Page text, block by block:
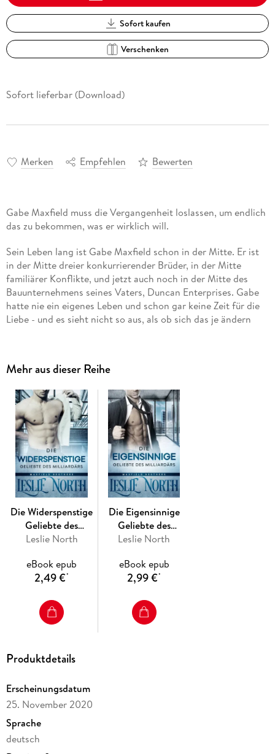
Sofort kaufen
Verschenken
Sofort lieferbar (Download)
Merken Empfehlen Bewerten
Gabe Maxfield muss die Vergangenheit loslassen, um endlich
das zu bekommen, was er wirklich will.
Sein Leben lang ist Gabe Maxfield schon in der Mitte. Er ist
in der Mitte dreier konkurrierender Brüder, in der Mitte
familiärer Konflikte, und jetzt auch noch in der Mitte des
Bauunternehmens seines Vaters, Duncan Enterprises. Gabe
hatte nie ein eigenes Leben und schon gar keine Zeit für die
Liebe - und es sieht nicht so aus, als ob sich das je ändern
Umweltaktivistin Daisy Levine und ihre Gruppe Restore Eden
Jetzt muss Gabe mit ihr zusammenarbeiten, um einen
Kompromiss auszuhandeln und das Ansehen von Duncan
Enterprises zu retten, aber es gibt ein Problem - Daisy ist
nicht nur die Ex-Freundin seines Bruders Nathan, sondern
auch die faszinierendste Frau, die er je getroffen hat.
Als Gabe sich in die Frau verliebt, die mit der Umweltbilanz
seiner Familie an die Öffentlichkeit gehen will und
möglicherweise sogar das Unternehmen sabotiert, sitzt er
wieder einmal zwischen allen Stühlen. In dieser unmöglichen
Lage muss er schließlich eine Entscheidung treffen. Aber
kann er seinen Ruf als perfekter Sohn opfern, um mit der
Frau zusammen zu sein, die er liebt?
Mehr aus dieser Reihe
Die Widerspenstige
Geliebte des
Milliardärs (Die
Serie, #1)
Leslie North
eBook epub
2,49 €*
Die Eigensinnige
Geliebte des
Milliardärs (Die
Serie, #3)
Leslie North
eBook epub
2,99 €*
Produktdetails
Erscheinungsdatum
25. November 2020
Sprache
deutsch